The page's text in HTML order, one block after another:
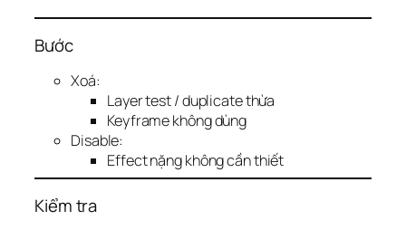
Bước
Xoá:
Layer test / duplicate thừa
Keyframe không dùng
Disable:
Effect nặng không cần thiết
Kiểm tra